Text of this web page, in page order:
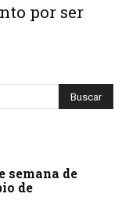
por ser
semana de
de